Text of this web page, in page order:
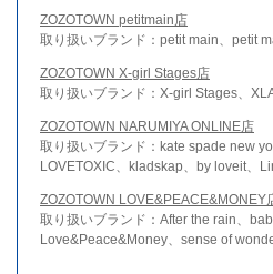
ZOZOTOWN petitmain店
取り扱いブランド：petit main、petit
ZOZOTOWN X-girl Stages店
取り扱いブランド：X-girl Stages、
ZOZOTOWN NARUMIYA ONLINE店
取り扱いブランド：kate spade new
LOVETOXIC、kladskap、by loveit、
ZOZOTOWN LOVE&PEACE&MONEY
取り扱いブランド：After the rain、
Love&Peace&Money、sense of